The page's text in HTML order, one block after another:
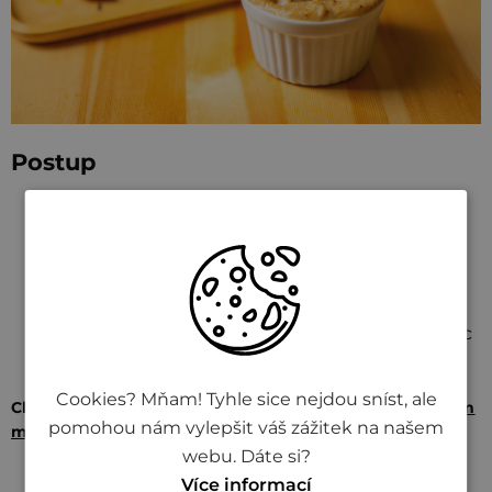
Postup
kořenem petržele na kousky.
Přidejte vrchovatou lžičku Kremžské hořčice a
použijte trochu vody na doředění.
Nechte vše přiklopené chvíli podusit a nakonec
Chcete další tipy? Čtěte dál: Velký průvodce grilováním
masa
Cookies? Mňam! Tyhle sice nejdou sníst, ale
pomohou nám vylepšit váš zážitek na našem
webu. Dáte si?
Více informací